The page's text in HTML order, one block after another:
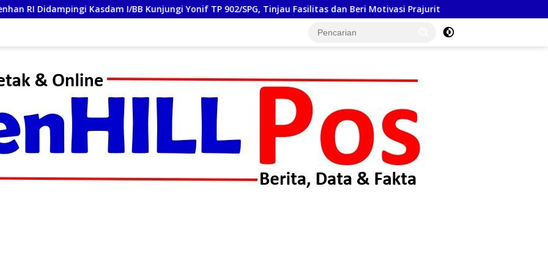
Kasdam I/BB Kunjungi Yonif TP 902/SPG, Tinjau Fasilitas dan Beri Motivasi Prajurit Rehab 5 RTLH Segera